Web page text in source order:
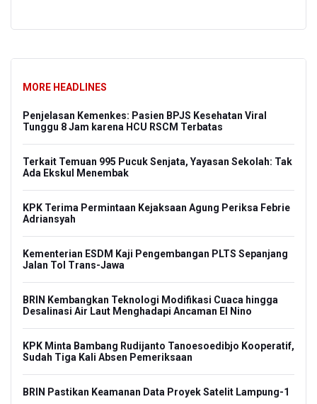
MORE HEADLINES
Penjelasan Kemenkes: Pasien BPJS Kesehatan Viral
Tunggu 8 Jam karena HCU RSCM Terbatas
Terkait Temuan 995 Pucuk Senjata, Yayasan Sekolah: Tak
Ada Ekskul Menembak
KPK Terima Permintaan Kejaksaan Agung Periksa Febrie
Adriansyah
Kementerian ESDM Kaji Pengembangan PLTS Sepanjang
Jalan Tol Trans-Jawa
BRIN Kembangkan Teknologi Modifikasi Cuaca hingga
Desalinasi Air Laut Menghadapi Ancaman El Nino
KPK Minta Bambang Rudijanto Tanoesoedibjo Kooperatif,
Sudah Tiga Kali Absen Pemeriksaan
BRIN Pastikan Keamanan Data Proyek Satelit Lampung-1